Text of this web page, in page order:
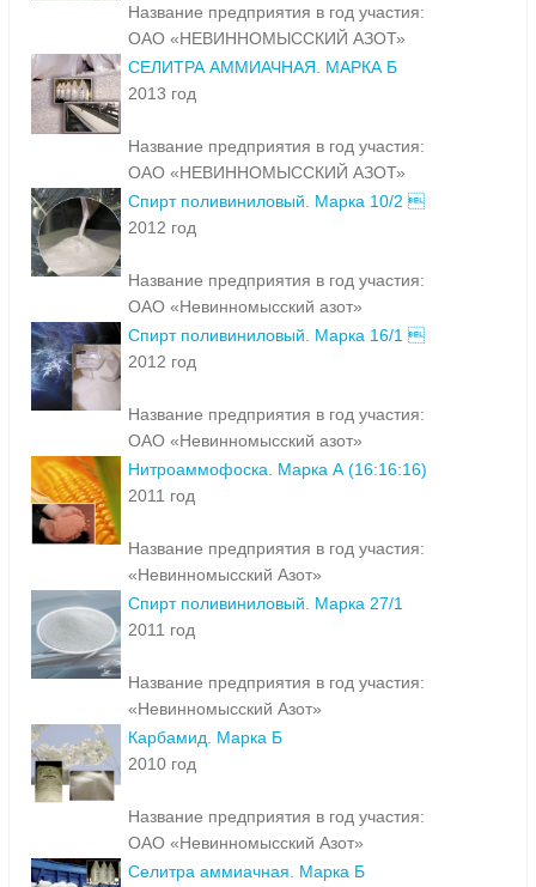
Название предприятия в год участия:
ОАО «НЕВИННОМЫССКИЙ АЗОТ»
СЕЛИТРА АММИАЧНАЯ. МАРКА Б
2013 год
Название предприятия в год участия:
ОАО «НЕВИННОМЫССКИЙ АЗОТ»
Спирт поливиниловый. Марка 10/2 
2012 год
Название предприятия в год участия:
ОАО «Невинномысский азот»
Спирт поливиниловый. Марка 16/1 
2012 год
Название предприятия в год участия:
ОАО «Невинномысский азот»
Нитроаммофоска. Марка А (16:16:16)
2011 год
Название предприятия в год участия:
«Невинномысский Азот»
Спирт поливиниловый. Марка 27/1
2011 год
Название предприятия в год участия:
«Невинномысский Азот»
Карбамид. Марка Б
2010 год
Название предприятия в год участия:
ОАО «Невинномысский Азот»
Селитра аммиачная. Марка Б